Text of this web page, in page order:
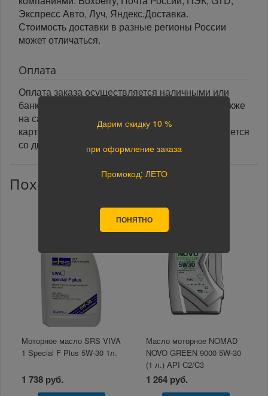
Экспресс Авто, Луч, Яндекс.Доставка.
Стоимость доставки в разные регионы России
может отличаться.
Оплата
Оплата заказа осуществляется наличными или
банковской картой курьеру при получении, а также
на сайте при оформлении заказа. При оплате
картой на сайте указанный срок доставки считается
со дня поступления оплаты.
Похожие товары
Моторное масло SRS VIVA
1 Special F Plus 5W-30 1л.
1 738 руб.
Масло моторное NOMAD
NOVO GREEN 9000 5W-30
(1 л.) API C2/C3
1 264 руб.
Дарим скидку 10 %
при оформление заказа
Промокод: ЛЕТО
ПОНЯТНО